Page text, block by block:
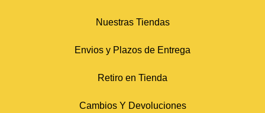
Nuestras Tiendas
Envios y Plazos de Entrega
Retiro en Tienda
Cambios Y Devoluciones